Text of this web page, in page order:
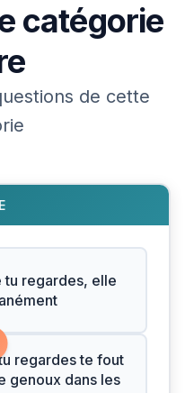
catégorie
de cette
tu regardes, elle
regardes te fout
genoux dans les